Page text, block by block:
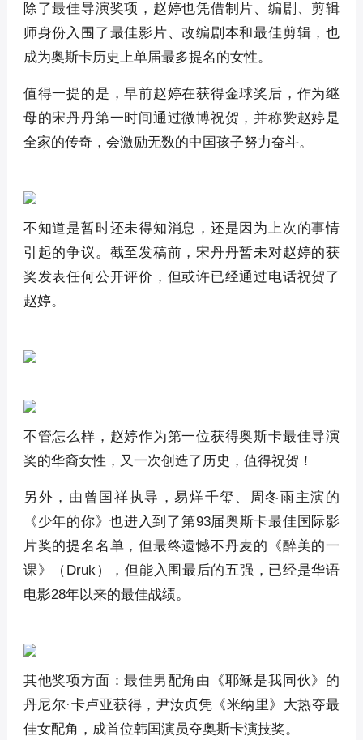
除了最佳导演奖项，赵婷也凭借制片、编剧、剪辑
师身份入围了最佳影片、改编剧本和最佳剪辑，也
成为奥斯卡历史上单届最多提名的女性。
值得一提的是，早前赵婷在获得金球奖后，作为继
母的宋丹丹第一时间通过微博祝贺，并称赞赵婷是
全家的传奇，会激励无数的中国孩子努力奋斗。
不知道是暂时还未得知消息，还是因为上次的事情
引起的争议。截至发稿前，宋丹丹暂未对赵婷的获
奖发表任何公开评价，但或许已经通过电话祝贺了
赵婷。
不管怎么样，赵婷作为第一位获得奥斯卡最佳导演
奖的华裔女性，又一次创造了历史，值得祝贺！
另外，由曾国祥执导，易烊千玺、周冬雨主演的
《少年的你》也进入到了第93届奥斯卡最佳国际影
片奖的提名名单，但最终遗憾不丹麦的《醉美的一
课》（Druk），但能入围最后的五强，已经是华语
电影28年以来的最佳战绩。
其他奖项方面：最佳男配角由《耶稣是我同伙》的
丹尼尔·卡卢亚获得，尹汝贞凭《米纳里》大热夺最
佳女配角，成首位韩国演员夺奥斯卡演技奖。